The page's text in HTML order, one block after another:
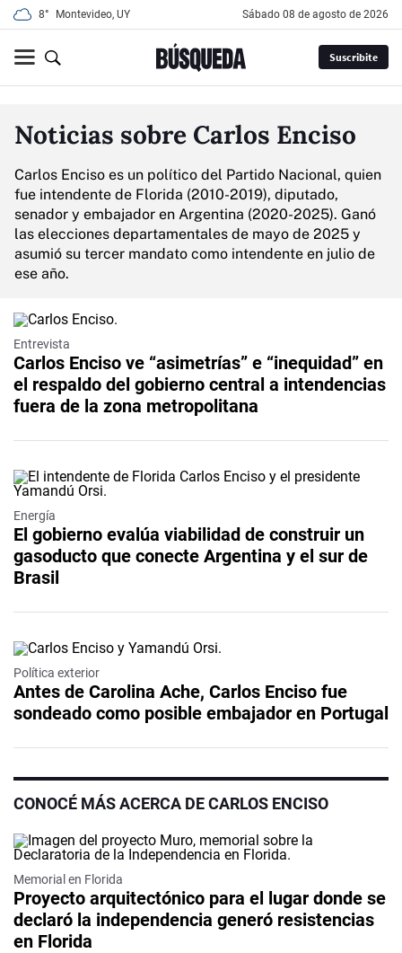
8° Montevideo, UY sábado 08 de agosto de 2026
Suscribite
Noticias sobre Carlos Enciso
Carlos Enciso es un político del Partido Nacional, quien
fue intendente de Florida (2010-2019), diputado,
senador y embajador en Argentina (2020-2025). Ganó
las elecciones departamentales de mayo de 2025 y
asumió su tercer mandato como intendente en julio de
ese año.
Entrevista
Carlos Enciso ve “asimetrías” e “inequidad” en
el respaldo del gobierno central a intendencias
fuera de la zona metropolitana
Energía
El gobierno evalúa viabilidad de construir un
gasoducto que conecte Argentina y el sur de
Brasil
Política exterior
Antes de Carolina Ache, Carlos Enciso fue
sondeado como posible embajador en Portugal
CONOCÉ MÁS ACERCA DE CARLOS ENCISO
Memorial en Florida
Proyecto arquitectónico para el lugar donde se
declaró la independencia generó resistencias
en Florida